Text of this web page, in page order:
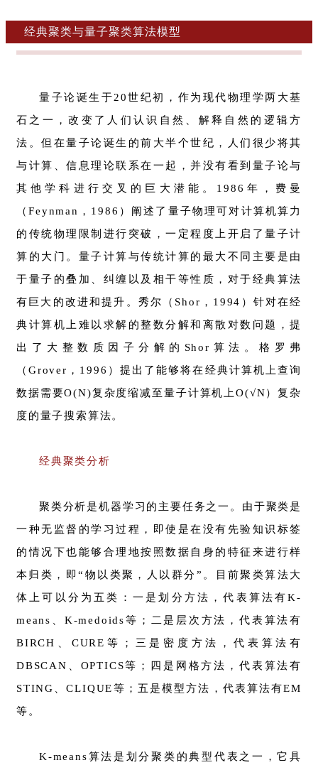
经典聚类与量子聚类算法模型
量子论诞生于20世纪初，作为现代物理学两大基
石之一，改变了人们认识自然、解释自然的逻辑方
法。但在量子论诞生的前大半个世纪，人们很少将其
与计算、信息理论联系在一起，并没有看到量子论与
其他学科进行交叉的巨大潜能。1986年，费曼
（Feynman，1986）阐述了量子物理可对计算机算力
的传统物理限制进行突破，一定程度上开启了量子计
算的大门。量子计算与传统计算的最大不同主要是由
于量子的叠加、纠缠以及相干等性质，对于经典算法
有巨大的改进和提升。秀尔（Shor，1994）针对在经
典计算机上难以求解的整数分解和离散对数问题，提
出了大整数质因子分解的Shor算法。格罗弗
（Grover，1996）提出了能够将在经典计算机上查询
数据需要O(N)复杂度缩减至量子计算机上O(√N）复杂
度的量子搜索算法。
经典聚类分析
聚类分析是机器学习的主要任务之一。由于聚类是
一种无监督的学习过程，即使是在没有先验知识标签
的情况下也能够合理地按照数据自身的特征来进行样
本归类，即“物以类聚，人以群分”。目前聚类算法大
体上可以分为五类：一是划分方法，代表算法有K-
means、K-medoids等；二是层次方法，代表算法有
BIRCH、CURE等；三是密度方法，代表算法有
DBSCAN、OPTICS等；四是网格方法，代表算法有
STING、CLIQUE等；五是模型方法，代表算法有EM
等。
K-means算法是划分聚类的典型代表之一，它具